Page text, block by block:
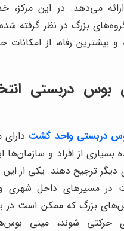
ارائه می‌دهد. در این مرکز،
بزرگ در نظر گرفته
و بیشترین رفاه، از امکانات
بوس دربستی
دربستی واحد گشت
از افراد و
دیگر ترجیح دهند. یکی از این
در مسیرهای داخل شهری
بزرگ که ممکن است در
حرکتی شوند، مینی